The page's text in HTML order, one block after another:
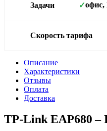
Задачи ✓офис,
Скорость тарифа
Описание
Характеристики
Отзывы
Оплата
Доставка
TP-Link EAP680 –